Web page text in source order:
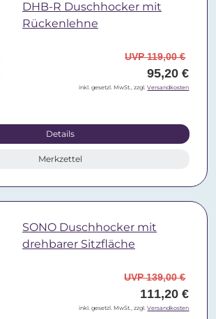
DHB-R Duschhocker mit
Rückenlehne
UVP 119,00 €
95,20 €
inkl. gesetzl. MwSt., zzgl.Versandkosten
Details
Merkzettel
SONO Duschhocker mit
drehbarer Sitzfläche
UVP 139,00 €
111,20 €
inkl. gesetzl. MwSt., zzgl.Versandkosten